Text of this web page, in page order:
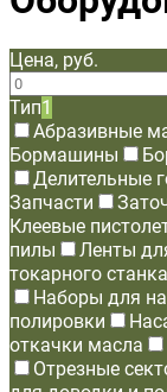
Цена, руб.
Тип1
Абразивные
Бормашины
Делительные
Запчасти
Клеевые
пилы
Ленты
токарного станка
Наборы для
полировки
откачки масла
Отрезные